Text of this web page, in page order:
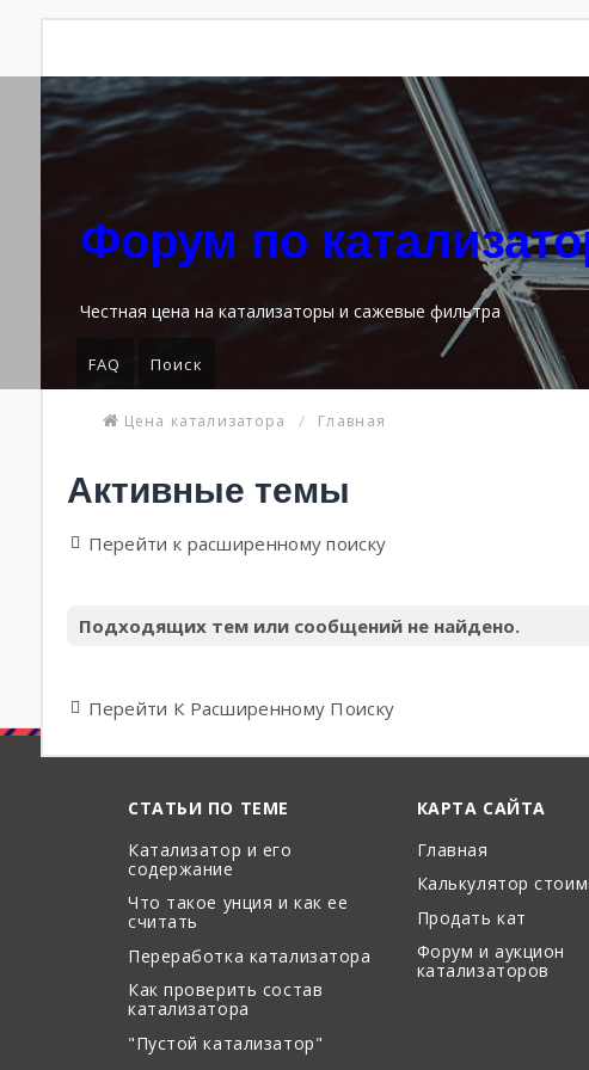
Форум по
Честная цена на катализаторы и сажевые фильтра
FAQ Поиск
Цена катализатора Главная
Активные темы
Перейти к расширенному поиску
Подходящих тем или сообщений не найдено.
Перейти К Расширенному Поиску
СТАТЬИ ПО ТЕМЕ
Катализатор и его
содержание
Что такое унция и как ее
считать
Переработка катализатора
Как проверить состав
катализатора
"Пустой катализатор"
КАРТА САЙТА
Главная
Калькулятор
Продать кат
Форум и аукцион
катализаторов